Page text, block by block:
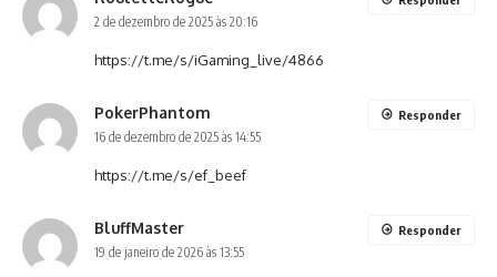
2 de dezembro de 2025 às 20:16
https://t.me/s/iGaming_live/4866
PokerPhantom
16 de dezembro de 2025 às 14:55
https://t.me/s/ef_beef
Responder
BluffMaster
19 de janeiro de 2026 às 13:55
Responder